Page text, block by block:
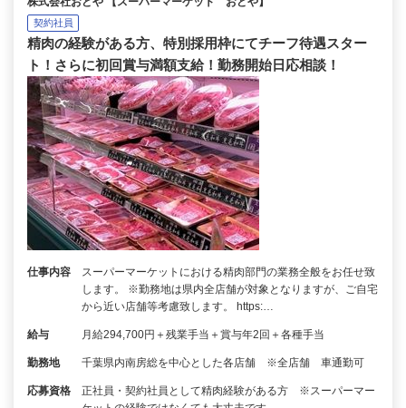
契約社員
精肉の経験がある方、特別採用枠にてチーフ待遇スター
ト！さらに初回賞与満額支給！勤務開始日応相談！
仕事内容
スーパーマーケットにおける精肉部門の業務全般をお任せ致
します。 ※勤務地は県内全店舗が対象となりますが、ご自宅
から近い店舗等考慮致します。 https:…
給与 月給294,700円＋残業手当＋賞与年2回＋各種手当
勤務地 千葉県内南房総を中心とした各店舗 ※全店舗 車通勤可
応募資格
正社員・契約社員として精肉経験がある方 ※スーパーマー